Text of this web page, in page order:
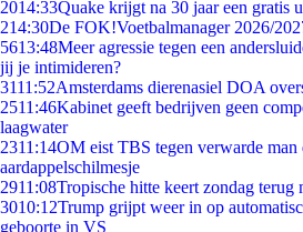
2014:33Quake krijgt na 30 jaar een gratis
214:30De FOK!Voetbalmanager 2026/
5613:48Meer agressie tegen een
jij je intimideren?
3111:52Amsterdams dierenasiel DOA
2511:46Kabinet geeft bedrijven geen
laagwater
2311:14OM eist TBS tegen verwarde man
aardappelschilmesje
2911:08Tropische hitte keert zondag terug
3010:12Trump grijpt weer in op
geboorte in VS